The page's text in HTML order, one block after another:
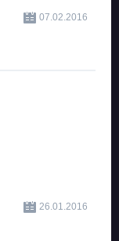
07.02.2016
26.01.2016